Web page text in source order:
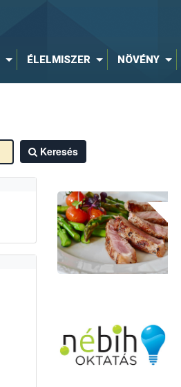
ÉLELMISZER NÖVÉNY
Keresés